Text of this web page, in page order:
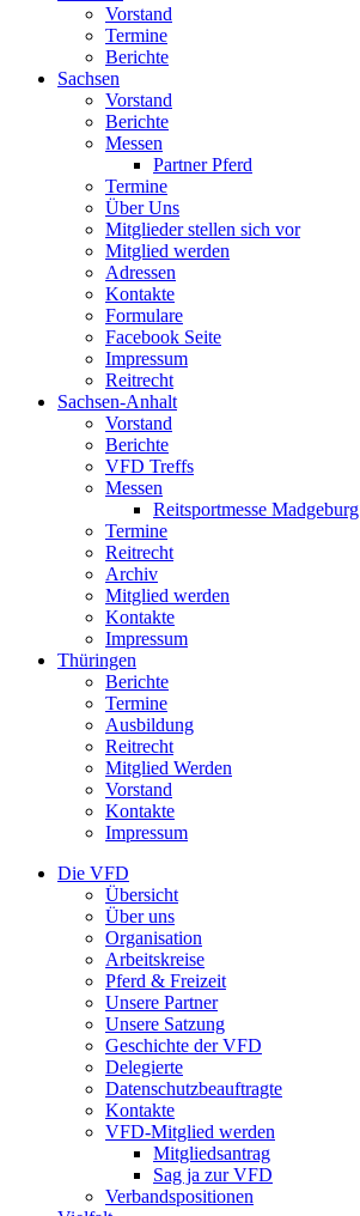
Vorstand
Termine
Berichte
Sachsen
Vorstand
Berichte
Messen
Partner Pferd
Termine
Über Uns
Mitglieder stellen sich vor
Mitglied werden
Adressen
Kontakte
Formulare
Facebook Seite
Impressum
Reitrecht
Sachsen-Anhalt
Vorstand
Berichte
VFD Treffs
Messen
Reitsportmesse Madgeburg
Termine
Reitrecht
Archiv
Mitglied werden
Kontakte
Impressum
Thüringen
Berichte
Termine
Ausbildung
Reitrecht
Mitglied Werden
Vorstand
Kontakte
Impressum
Die VFD
Übersicht
Über uns
Organisation
Arbeitskreise
Pferd & Freizeit
Unsere Partner
Unsere Satzung
Geschichte der VFD
Delegierte
Datenschutzbeauftragte
Kontakte
VFD-Mitglied werden
Mitgliedsantrag
Sag ja zur VFD
Verbandspositionen